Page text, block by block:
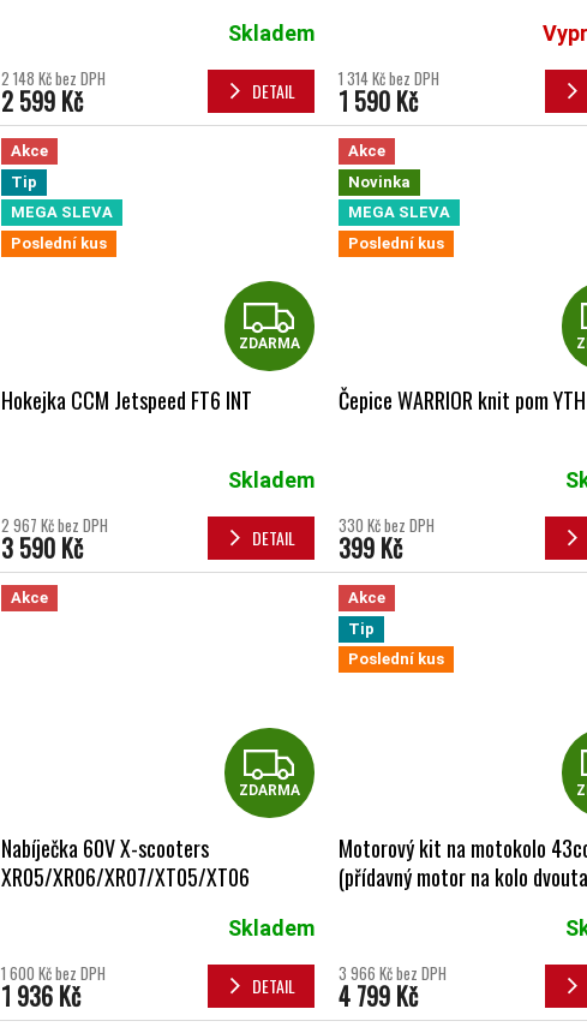
Skladem
2 148 Kč bez DPH
2 599 Kč DETAIL 1 314 Kč bez DPH
1 590 Kč
Akce
Tip
MEGA SLEVA
Poslední kus
ZDARMA
ZDARMA
Hokejka CCM Jetspeed FT6 INT
Skladem
2 967 Kč bez DPH
3 590 Kč DETAIL
Akce
Novinka
MEGA SLEVA
Poslední kus
Čepice WARRIOR knit pom YTH
330 Kč bez DPH
399 Kč
Akce
ZDARMA
ZDARMA
Nabíječka 60V X-scooters
XR05/XR06/XR07/XT05/XT06
Skladem
1 600 Kč bez DPH
1 936 Kč DETAIL
Akce
Tip
Poslední kus
Motorový kit na motokolo
(přídavný motor na kolo
3 966 Kč bez DPH
4 799 Kč